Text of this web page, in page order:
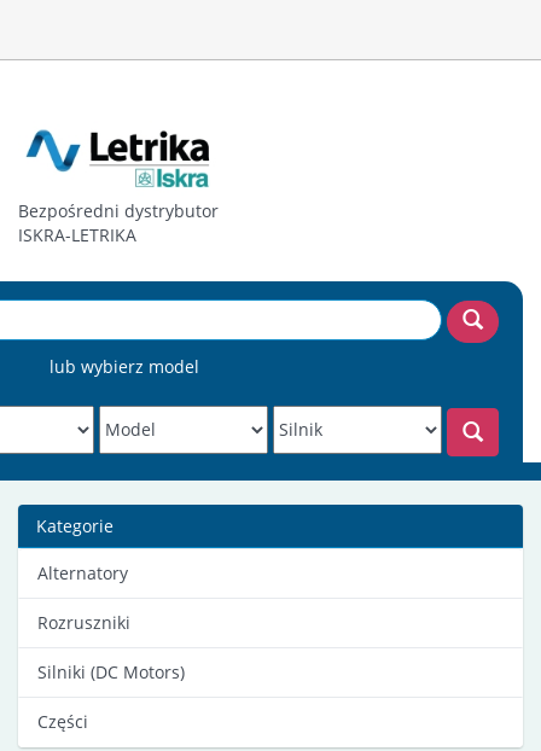
Bezpośredni dystrybutor
ISKRA-LETRIKA
lub wybierz model
Kategorie
Alternatory
Rozruszniki
Silniki (DC Motors)
Części